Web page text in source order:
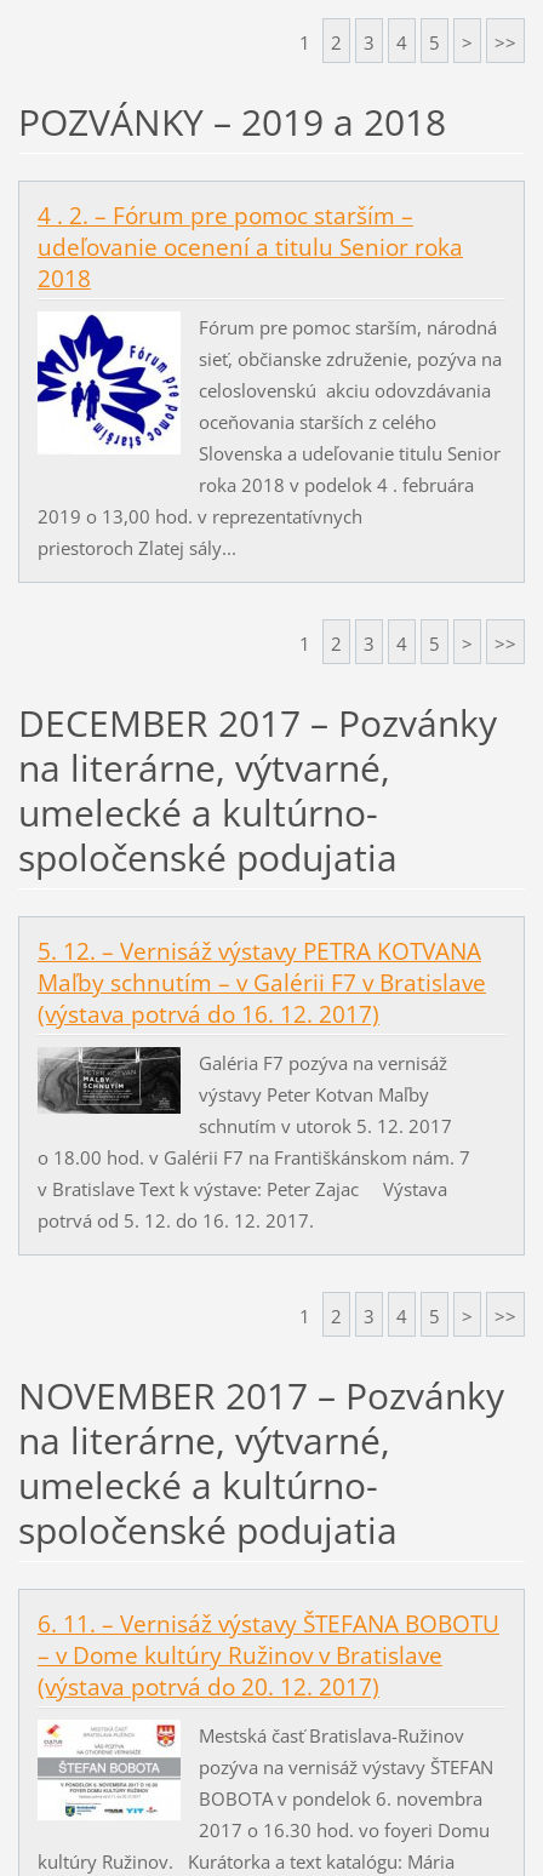
1 2 3 4 5 > >>
POZVÁNKY – 2019 a 2018
4 . 2. – Fórum pre pomoc starším –
udeľovanie ocenení a titulu Senior roka
2018
Fórum pre pomoc starším, národná
sieť, občianske združenie, pozýva na
celoslovenskú akciu odovzdávania
oceňovania starších z celého
Slovenska a udeľovanie titulu Senior
roka 2018 v podelok 4 . februára
2019 o 13,00 hod. v reprezentatívnych
priestoroch Zlatej sály...
1 2 3 4 5 > >>
DECEMBER 2017 – Pozvánky
na literárne, výtvarné,
umelecké a kultúrno-
spoločenské podujatia
5. 12. – Vernisáž výstavy PETRA KOTVANA
Maľby schnutím – v Galérii F7 v Bratislave
(výstava potrvá do 16. 12. 2017)
Galéria F7 pozýva na vernisáž
výstavy Peter Kotvan Maľby
schnutím v utorok 5. 12. 2017
o 18.00 hod. v Galérii F7 na Františkánskom nám. 7
v Bratislave Text k výstave: Peter Zajac Výstava
potrvá od 5. 12. do 16. 12. 2017.
1 2 3 4 5 > >>
NOVEMBER 2017 – Pozvánky
na literárne, výtvarné,
umelecké a kultúrno-
spoločenské podujatia
6. 11. – Vernisáž výstavy ŠTEFANA BOBOTU
– v Dome kultúry Ružinov v Bratislave
(výstava potrvá do 20. 12. 2017)
Mestská časť Bratislava-Ružinov
pozýva na vernisáž výstavy ŠTEFAN
BOBOTA v pondelok 6. novembra
2017 o 16.30 hod. vo foyeri Domu
kultúry Ružinov. Kurátorka a text katalógu: Mária